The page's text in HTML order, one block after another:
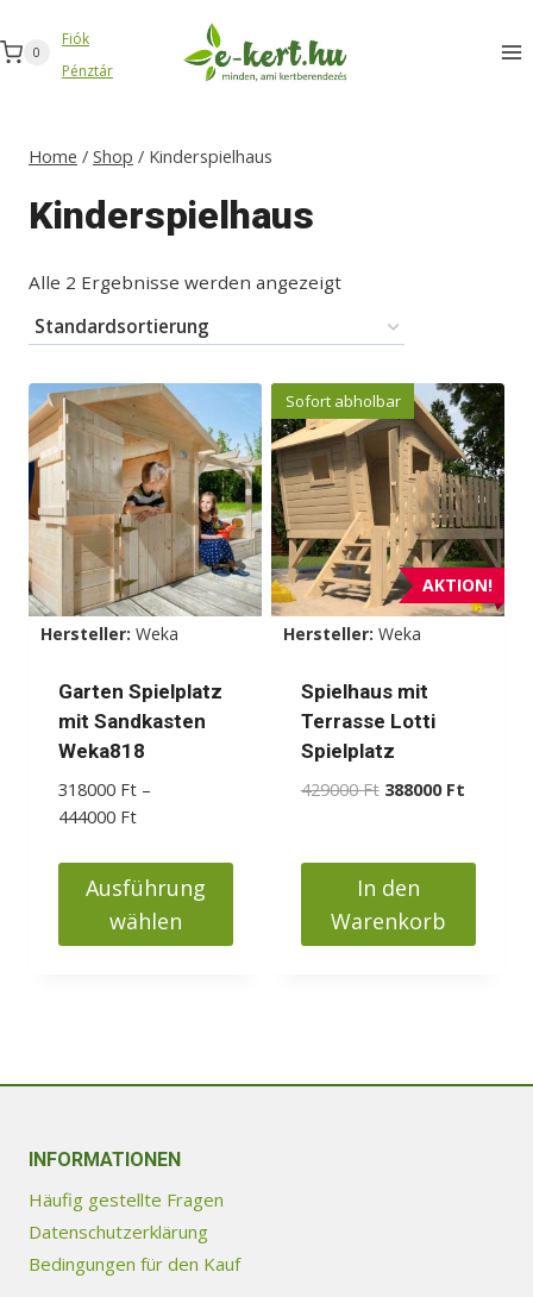
Inhalt
springen
0
Fiók
Pénztár
Home / Shop / Kinderspielhaus
Kinderspielhaus
Alle 2 Ergebnisse werden angezeigt
Hersteller: Weka
Garten Spielplatz
mit Sandkasten
Weka818
318000 Ft –
444000 FtPreisspanne:
bis
444000 Ft
Ausführung
wählen
Varianten
Die
Optionen
können
der
AKTION!
Sofort abholbar
Hersteller: Weka
Spielhaus mit
Terrasse Lotti
Spielplatz
429000Ft Ursprünglicher
429000 Ft
388000 FtAktueller
388000
In den
Warenkorb
INFORMATIONEN
Häufig gestellte Fragen
Datenschutzerklärung
Bedingungen für den Kauf